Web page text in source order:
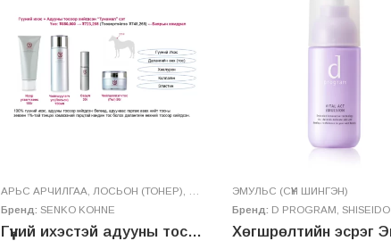
AРЬС АРЧИЛГАА ЛОСЬОН (ТОНЕР) НҮҮРНИЙ ТОС,СЕРУМ,НҮҮР УГААГЧ ХӨӨС
Бренд: SENKO KOHNE
Гүүний ихэстэй адууны тосон “Тунамал” сэт
ЭМУЛЬС (СҮҮН ШИНГЭН)
Бренд: D PROGRAM SHISEIDO